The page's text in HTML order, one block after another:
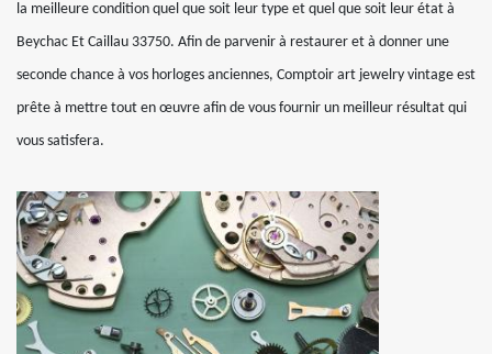
la meilleure condition quel que soit leur type et quel que soit leur état à
Beychac Et Caillau 33750. Afin de parvenir à restaurer et à donner une
seconde chance à vos horloges anciennes, Comptoir art jewelry vintage est
prête à mettre tout en œuvre afin de vous fournir un meilleur résultat qui
vous satisfera.